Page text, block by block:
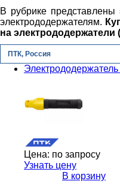
В рубрике представлены
электрододержателям.
на электрододержатели
ПТК, Россия
Цена: по запросу
Узнать цену
В корзину